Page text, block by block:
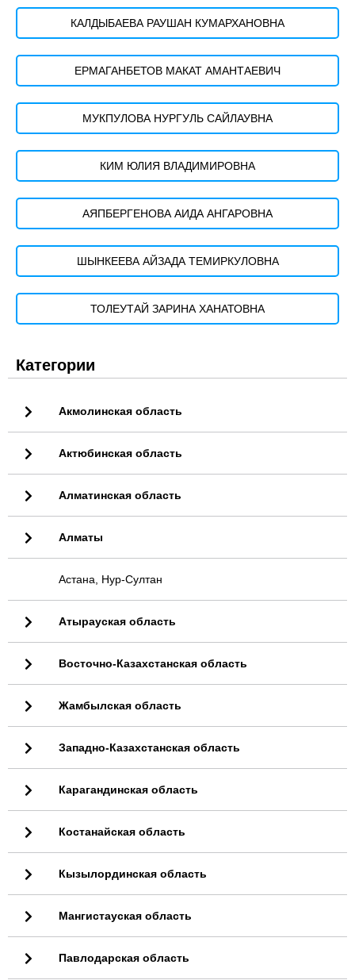
КАЛДЫБАЕВА РАУШАН КУМАРХАНОВНА
ЕРМАГАНБЕТОВ МАКАТ АМАНТАЕВИЧ
МУКПУЛОВА НУРГУЛЬ САЙЛАУВНА
КИМ ЮЛИЯ ВЛАДИМИРОВНА
АЯПБЕРГЕНОВА АИДА АНГАРОВНА
ШЫНКЕЕВА АЙЗАДА ТЕМИРКУЛОВНА
ТОЛЕУТАЙ ЗАРИНА ХАНАТОВНА
Категории
Акмолинская область
Актюбинская область
Алматинская область
Алматы
Астана, Нур-Султан
Атырауская область
Восточно-Казахстанская область
Жамбылская область
Западно-Казахстанская область
Карагандинская область
Костанайская область
Кызылординская область
Мангистауская область
Павлодарская область